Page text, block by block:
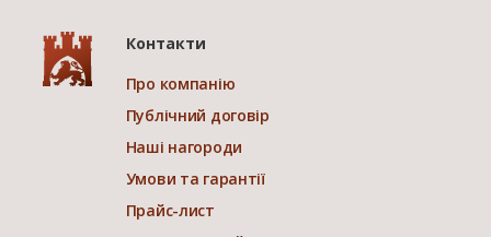
Контакти
Про компанію
Публічний договір
Наші нагороди
Умови та гарантії
Прайс-лист